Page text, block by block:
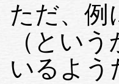
ただ、例
（とい
いるよう